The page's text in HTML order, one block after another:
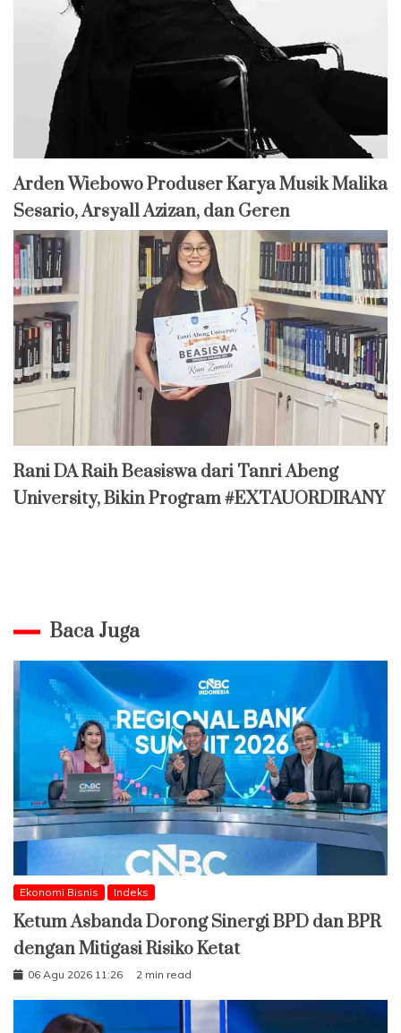
Arden Wiebowo Produser Karya Musik Malika
Sesario, Arsyall Azizan, dan Geren
Rani DA Raih Beasiswa dari Tanri Abeng
University, Bikin Program #EXTAUORDIRANY
Baca Juga
Ekonomi Bisnis Indeks
Ketum Asbanda Dorong Sinergi BPD dan BPR
dengan Mitigasi Risiko Ketat
06 Agu 2026 11:26 2 min read